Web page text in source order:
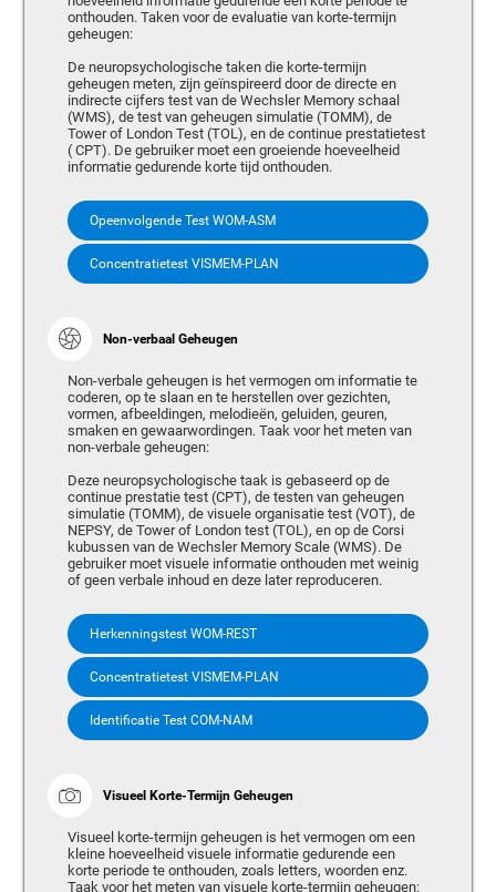
onthouden. Taken voor de evaluatie van korte-termijn
geheugen:
De neuropsychologische taken die korte-termijn
geheugen meten, zijn geïnspireerd door de directe en
indirecte cijfers test van de Wechsler Memory schaal
(WMS), de test van geheugen simulatie (TOMM), de
Tower of London Test (TOL), en de continue prestatietest
( CPT). De gebruiker moet een groeiende hoeveelheid
informatie gedurende korte tijd onthouden.
Opeenvolgende Test WOM-ASM
Concentratietest VISMEM-PLAN
Non-verbaal Geheugen
Non-verbale geheugen is het vermogen om informatie te
coderen, op te slaan en te herstellen over gezichten,
vormen, afbeeldingen, melodieën, geluiden, geuren,
smaken en gewaarwordingen. Taak voor het meten van
non-verbale geheugen:
Deze neuropsychologische taak is gebaseerd op de
continue prestatie test (CPT), de testen van geheugen
simulatie (TOMM), de visuele organisatie test (VOT), de
NEPSY, de Tower of London test (TOL), en op de Corsi
kubussen van de Wechsler Memory Scale (WMS). De
gebruiker moet visuele informatie onthouden met weinig
of geen verbale inhoud en deze later reproduceren.
Herkenningstest WOM-REST
Concentratietest VISMEM-PLAN
Identificatie Test COM-NAM
Visueel Korte-Termijn Geheugen
Visueel korte-termijn geheugen is het vermogen om een
kleine hoeveelheid visuele informatie gedurende een
korte periode te onthouden, zoals letters, woorden enz.
Taak voor het meten van visuele korte-termijn geheugen: